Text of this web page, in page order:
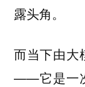
露头角。
而当下由大
——它是一